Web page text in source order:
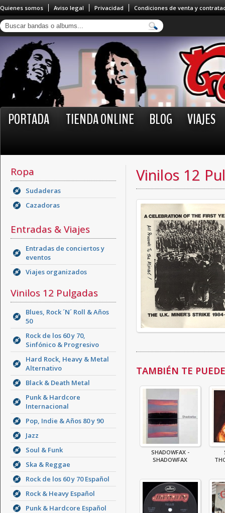
Quienes somos Aviso legal Privacidad Condiciones de venta y
PORTADA TIENDA ONLINE BLOG VIAJES
Ropa
Sudaderas
Cazadoras
Entradas & Viajes
Entradas de conciertos y
eventos
Viajes organizados
Vinilos 12 Pulgadas
Blues, Rock ´N´ Roll & Años
50
Rock de los 60 y 70,
Sinfónico & Progresivo
Hard Rock, Heavy & Metal
Alternativo
Black & Death Metal
Punk & Hardcore
Internacional
Pop, Indie & Años 80 y 90
Jazz
Soul & Funk
Ska & Reggae
Rock de los 60 y 70 Español
Rock & Heavy Español
Punk & Hardcore Español
Vinilos 12
TAMBIÉN TE
SHADOWFAX -
SHADOWFAX